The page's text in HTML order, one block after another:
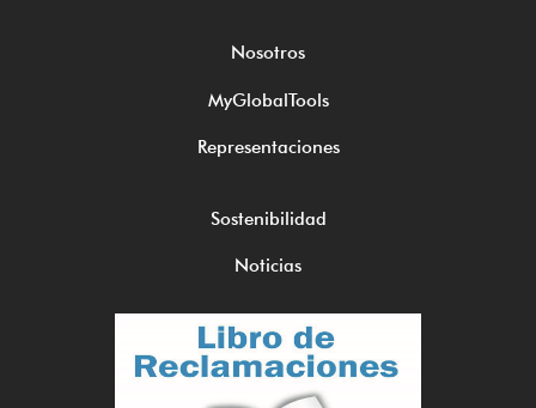
Nosotros
MyGlobalTools
Representaciones
Sostenibilidad
Noticias